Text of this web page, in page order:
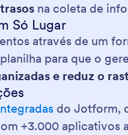
na coleta de
Só Lugar
através de um
para que o
e reduz o
do Jotform,
+3.000 aplicativos